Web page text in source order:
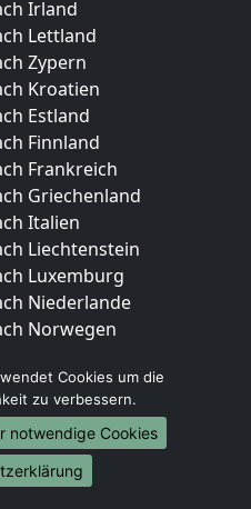
Irland
Lettland
Zypern
Kroatien
Estland
Finnland
Frankreich
Griechenland
Italien
Liechtenstein
Luxemburg
Niederlande
Norwegen
Berlin
Hamburg
München
Köln
Cookies um die
zu verbessern.
notwendige Cookies